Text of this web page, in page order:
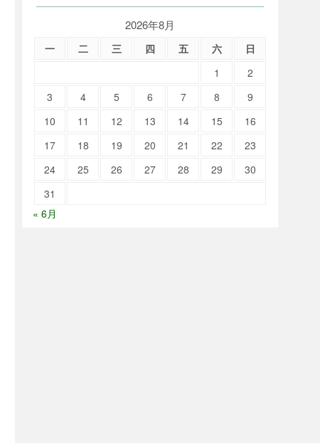
2026年8月
一 二 三 四 五 六
日
1
2
3
4 5 6 7 8
9
10
11 12 13 14 15
16
17
18 19 20 21 22
23
24
25 26 27 28 29
30
31
« 6月